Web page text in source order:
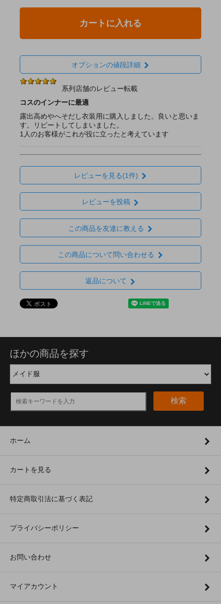
カートに入れる
オプションの値段詳細
系列店舗のレビュー転載
コスのインナーに最適
露出高めやへそだし衣装用に購入しました。良いと思いま
す。リピートしてしまいました。
1人のお客様がこれが役に立ったと考えています
レビューを見る(1件)
レビューを投稿
この商品を友達に教える
この商品について問い合わせる
返品について
ほかの商品を探す
検索
ホーム
カートを見る
特定商取引法に基づく表記
プライバシーポリシー
お問い合わせ
マイアカウント